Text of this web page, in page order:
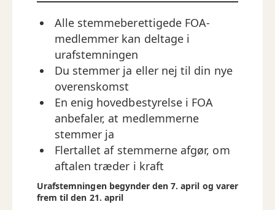
Alle stemmeberettigede FOA-
medlemmer kan deltage i
urafstemningen
Du stemmer ja eller nej til din nye
overenskomst
En enig hovedbestyrelse i FOA
anbefaler, at medlemmerne
stemmer ja
Flertallet af stemmerne afgør, om
aftalen træder i kraft
Urafstemningen begynder den 7. april og varer
frem til den 21. april